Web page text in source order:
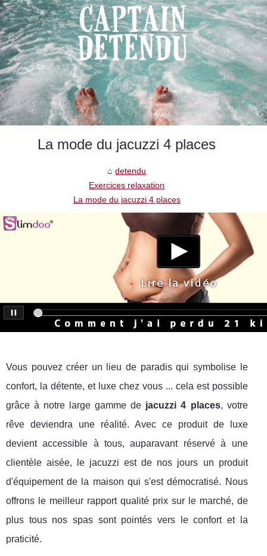
La mode du jacuzzi 4 places
detendu
Exercices relaxation
La mode du jacuzzi 4 places
Vous pouvez créer un lieu de paradis qui symbolise le
confort, la détente, et luxe chez vous ... cela est possible
grâce à notre large gamme de jacuzzi 4 places, votre
rêve deviendra une réalité. Avec ce produit de luxe
devient accessible à tous, auparavant réservé à une
clientèle aisée, le jacuzzi est de nos jours un produit
d'équipement de la maison qui s'est démocratisé. Nous
offrons le meilleur rapport qualité prix sur le marché, de
plus tous nos spas sont pointés vers le confort et la
praticité.